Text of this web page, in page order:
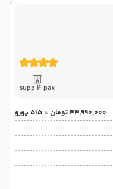
supp 4 pax
۴۴٬۹۹۰٬۰۰۰ تومان + ۵۱۵ یورو